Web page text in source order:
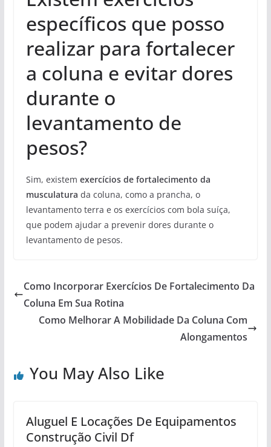
específicos que posso
realizar para fortalecer
a coluna e evitar dores
durante o
levantamento de
pesos?
Sim, existem exercícios de fortalecimento da
musculatura da coluna, como a prancha, o
levantamento terra e os exercícios com bola suíça,
que podem ajudar a prevenir dores durante o
levantamento de pesos.
Como Incorporar Exercícios De Fortalecimento Da
Coluna Em Sua Rotina
Como Melhorar A Mobilidade Da Coluna Com
Alongamentos
You May Also Like
Aluguel E Locações De Equipamentos
Construção Civil Df